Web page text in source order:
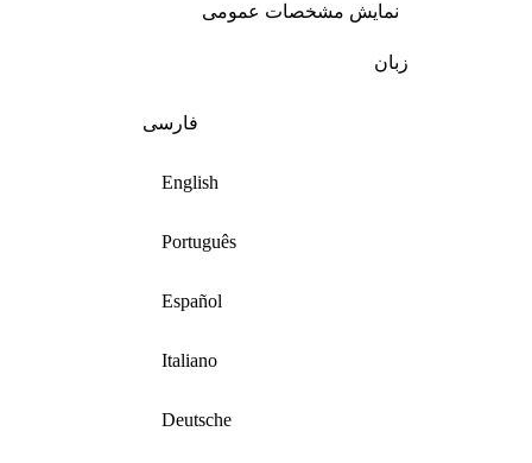
نمایش مشخصات عمومی
زبان
فارسی
English
Português
Español
Italiano
Deutsche